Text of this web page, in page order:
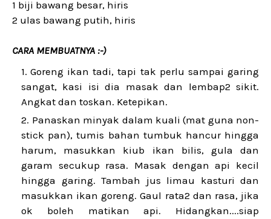
1 biji bawang besar, hiris
2 ulas bawang putih, hiris
CARA MEMBUATNYA :-)
Goreng ikan tadi, tapi tak perlu sampai garing
sangat, kasi isi dia masak dan lembap2 sikit.
Angkat dan toskan. Ketepikan.
Panaskan minyak dalam kuali (mat guna non-
stick pan), tumis bahan tumbuk hancur hingga
harum, masukkan kiub ikan bilis, gula dan
garam secukup rasa. Masak dengan api kecil
hingga garing. Tambah jus limau kasturi dan
masukkan ikan goreng. Gaul rata2 dan rasa, jika
ok boleh matikan api. Hidangkan....siap